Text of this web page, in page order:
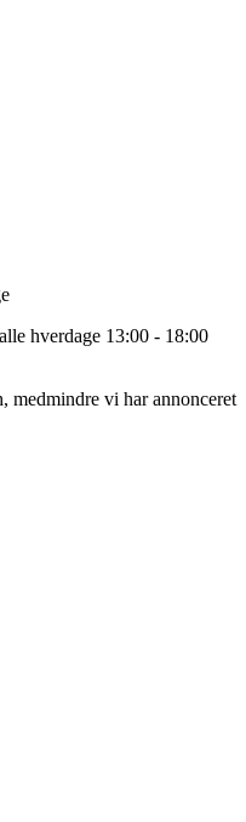
hverdage 13:00 - 18:00
medmindre vi har annonceret